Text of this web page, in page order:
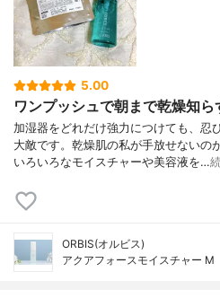
5.00
ワンプッシュで朝まで乾燥知ら
加湿器をどれだけ強力につけても、忍
大敵です。乾燥肌の私が手放せないの
いろいろなモイスチャーや美容液を…
ORBIS(オルビス)
アクアフォースモイスチャー M